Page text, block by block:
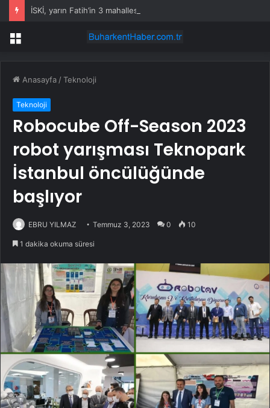
İSKİ, yarın Fatih’in 3 mahallesinde su kesintisi uygulayacak
Menü
Anasayfa /Teknoloji
Teknoloji
Robocube Off-Season 2023
robot yarışması Teknopark
İstanbul öncülüğünde
başlıyor
EBRU YILMAZ Temmuz 3, 2023 0 10
1 dakika okuma süresi